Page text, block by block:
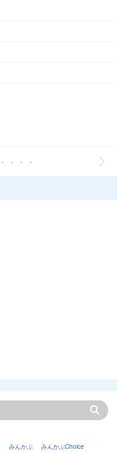
みんかぶ みんかぶChoice